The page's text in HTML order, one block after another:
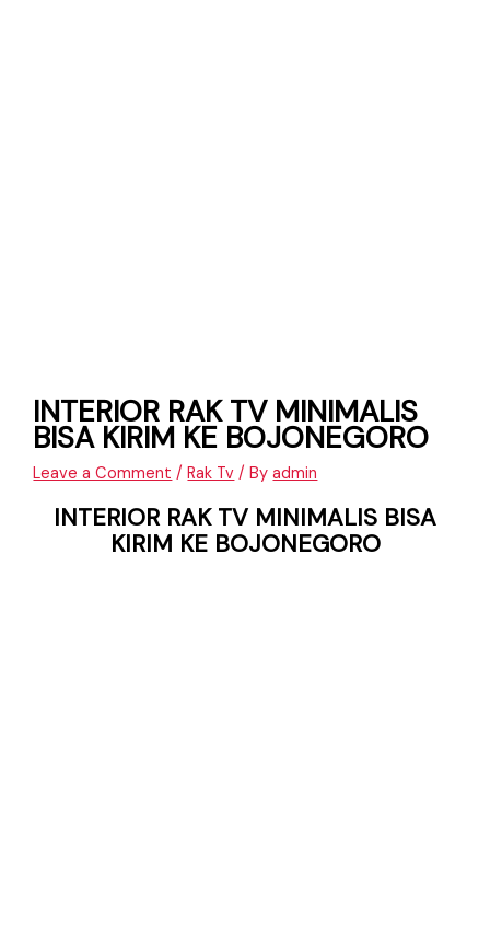
INTERIOR RAK TV MINIMALIS
BISA KIRIM KE BOJONEGORO
Leave a Comment /Rak Tv / Byadmin
INTERIOR RAK TV MINIMALIS BISA
KIRIM KE BOJONEGORO